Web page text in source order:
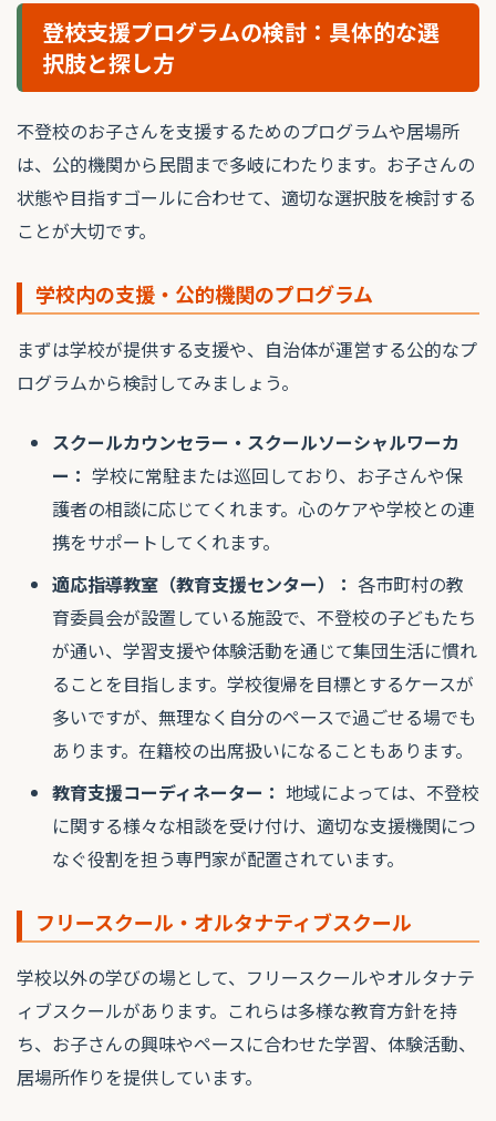
登校支援プログラムの検討：具体的な選
択肢と探し方
不登校のお子さんを支援するためのプログラムや居場所
は、公的機関から民間まで多岐にわたります。お子さんの
状態や目指すゴールに合わせて、適切な選択肢を検討する
ことが大切です。
学校内の支援・公的機関のプログラム
まずは学校が提供する支援や、自治体が運営する公的なプ
ログラムから検討してみましょう。
スクールカウンセラー・スクールソーシャルワーカ
ー： 学校に常駐または巡回しており、お子さんや保
護者の相談に応じてくれます。心のケアや学校との連
携をサポートしてくれます。
適応指導教室（教育支援センター）： 各市町村の教
育委員会が設置している施設で、不登校の子どもたち
が通い、学習支援や体験活動を通じて集団生活に慣れ
ることを目指します。学校復帰を目標とするケースが
多いですが、無理なく自分のペースで過ごせる場でも
あります。在籍校の出席扱いになることもあります。
教育支援コーディネーター： 地域によっては、不登校
に関する様々な相談を受け付け、適切な支援機関につ
なぐ役割を担う専門家が配置されています。
フリースクール・オルタナティブスクール
学校以外の学びの場として、フリースクールやオルタナテ
ィブスクールがあります。これらは多様な教育方針を持
ち、お子さんの興味やペースに合わせた学習、体験活動、
居場所作りを提供しています。